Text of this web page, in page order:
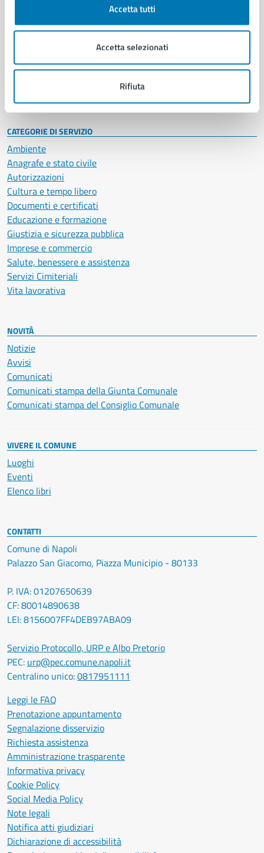
Accetta tutti
Accetta selezionati
Rifiuta
Enti e fondazioni
Personale amministrativo
Intranet, posta aziendale e protocollo
CATEGORIE DI SERVIZIO
Ambiente
Anagrafe e stato civile
Autorizzazioni
Cultura e tempo libero
Documenti e certificati
Educazione e formazione
Giustizia e sicurezza pubblica
Imprese e commercio
Salute, benessere e assistenza
Servizi Cimiteriali
Vita lavorativa
NOVITÀ
Notizie
Avvisi
Comunicati
Comunicati stampa della Giunta Comunale
Comunicati stampa del Consiglio Comunale
VIVERE IL COMUNE
Luoghi
Eventi
Elenco libri
CONTATTI
Comune di Napoli
Palazzo San Giacomo, Piazza Municipio - 80133
P. IVA: 01207650639
CF: 80014890638
LEI: 8156007FF4DEB97ABA09
Servizio Protocollo, URP e Albo Pretorio
PEC: urp@pec.comune.napoli.it
Centralino unico:0817951111
Leggi le FAQ
Prenotazione appuntamento
Segnalazione disservizio
Richiesta assistenza
Amministrazione trasparente
Informativa privacy
Cookie Policy
Social Media Policy
Note legali
Notifica atti giudiziari
Dichiarazione di accessibilità